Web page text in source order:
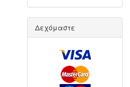
Δεχόμαστε